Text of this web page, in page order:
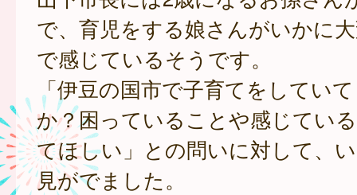
で、育児をする娘さんがいかに
で感じているそうです。
「伊豆の国市で子育てをしてい
か？困っていることや感じてい
てほしい」との問いに対して、
見がでました。